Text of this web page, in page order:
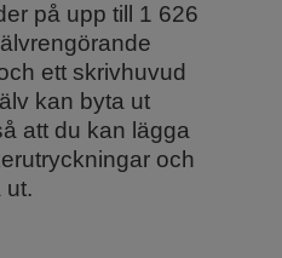
på upp till 1 626
ett skrivhuvud
kan byta ut
att du kan lägga
och
ut.